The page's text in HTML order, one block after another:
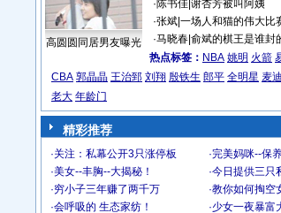
高圆圆同居男友曝光
·陈书佳| 谢杏芳被叫阿姨
·张斌| 一场人和猫的伟大比
·马晓春| 俞斌的棋王是谁封
热点标签： NBA 姚明 火箭
CBA 郭晶晶 王治郅 刘翔 殷铁生 郎平 全明星 麦迪
老大 年龄门
精彩推荐
·关注：私幕公开3只涨停板 ·完美妈咪--保
·美女--丰胸--大揭秘！ ·今日提供三只
·穷小子三年赚了两千万 ·教你如何掏空
·会呼吸的 生态家纺！ ·少女一夜暴富